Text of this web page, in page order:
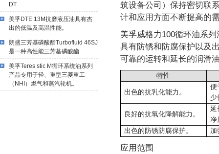
DT
美孚DTE 13M抗磨液压油具有杰
出的低温及高温性能。
朗盛三芳基磷酸酯Turbofluid 46SJ
是一种高性能三芳基磷酸酯
美孚Teres stic M循环系统油系列
产品专用于轻、重型三菱重工
（NHI）燃气和蒸汽轮机。
筑设备公司）保持密切联
计和应用方面不断提高的
美孚威格力100循环油系
具有防锈和防腐保护以及
可靠的运转和延长的润滑
特性
出色的抗乳化能力 。
便
少
良好的抗氧化降解能力 。
延
净
出色的防锈防腐保护。 加
应用范围